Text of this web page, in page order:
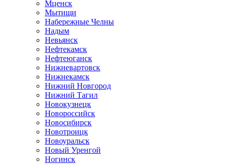
Мценск
Мытищи
Набережные Челны
Надым
Невьянск
Нефтекамск
Нефтеюганск
Нижневартовск
Нижнекамск
Нижний Новгород
Нижний Тагил
Новокузнецк
Новороссийск
Новосибирск
Новотроицк
Новоуральск
Новый Уренгой
Ногинск